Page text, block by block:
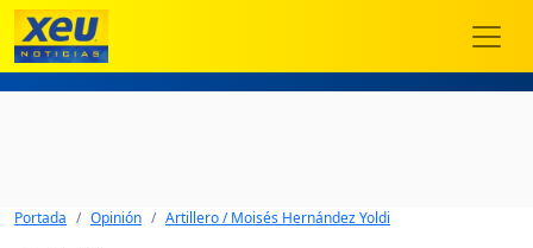
Portada Opinión Artillero / Moisés Hernández Yoldi